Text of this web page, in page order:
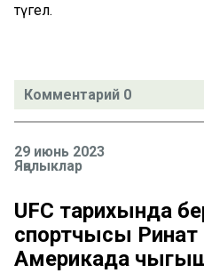
түгел.
Комментарий 0
29 июнь 2023
Яңалыклар
UFC тарихында
спортчысы Ринат
Америкада